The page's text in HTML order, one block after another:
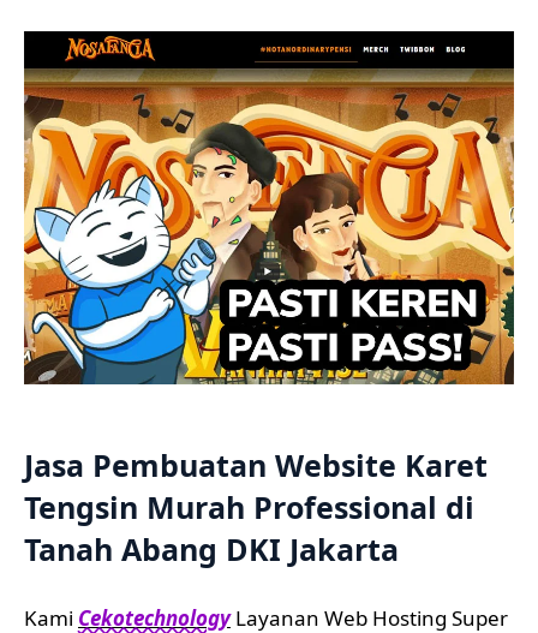
Jasa Pembuatan Website Karet
Tengsin Murah Professional di
Tanah Abang DKI Jakarta
Kami CekotechnologyLayanan Web Hosting Super